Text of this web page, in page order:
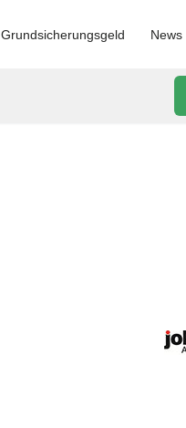
Grundsicherungsgeld News